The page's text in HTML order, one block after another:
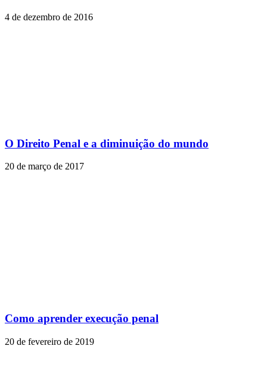
4 de dezembro de 2016
O Direito Penal e a diminuição do mundo
20 de março de 2017
Como aprender execução penal
20 de fevereiro de 2019